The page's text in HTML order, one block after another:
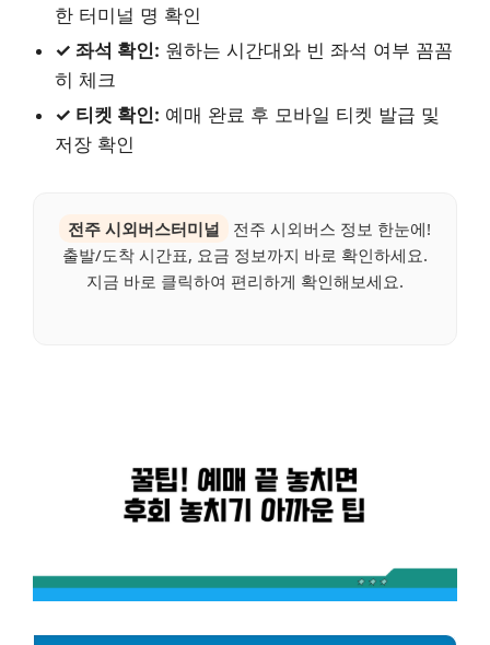
한 터미널 명 확인
✓ 좌석 확인: 원하는 시간대와 빈 좌석 여부 꼼꼼
히 체크
✓ 티켓 확인: 예매 완료 후 모바일 티켓 발급 및
저장 확인
전주 시외버스터미널
전주 시외버스 정보 한눈에!
출발/도착 시간표, 요금 정보까지 바로 확인하세요.
지금 바로 클릭하여 편리하게 확인해보세요.